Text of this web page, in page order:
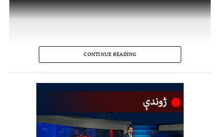
CONTINUE READING